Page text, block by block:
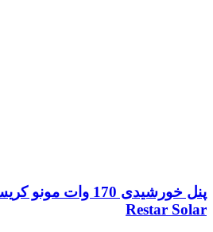
پنل خورشیدی 170 وات
Restar Solar